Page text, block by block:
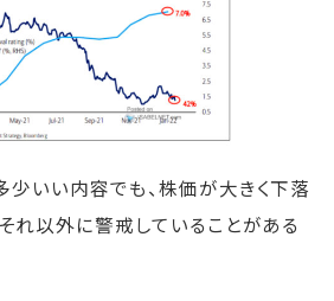
少いい内容でも、株価が大きく下落
それ以外に警戒していることがある